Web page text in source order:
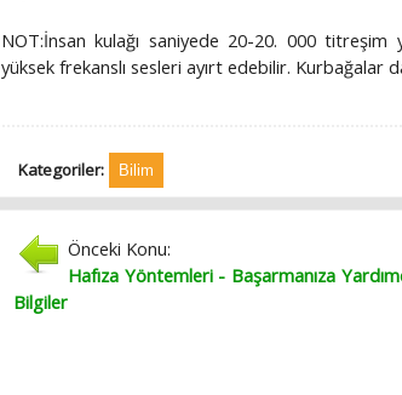
NOT:İnsan kulağı saniyede 20-20. 000
yüksek frekanslı sesleri ayırt edebilir. Kurbağalar
Kategoriler: Bilim
Önceki Konu:
Hafıza Yöntemleri - Başarmanıza
Bilgiler